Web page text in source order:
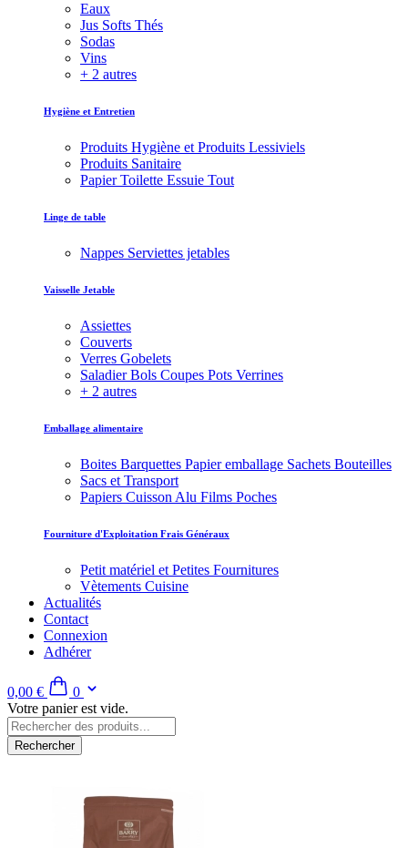
Eaux
Jus Softs Thés
Sodas
Vins
+ 2 autres
Hygiène et Entretien
Produits Hygiène et Produits Lessiviels
Produits Sanitaire
Papier Toilette Essuie Tout
Linge de table
Nappes Serviettes jetables
Vaisselle Jetable
Assiettes
Couverts
Verres Gobelets
Saladier Bols Coupes Pots Verrines
+ 2 autres
Emballage alimentaire
Boites Barquettes Papier emballage Sachets Bouteilles
Sacs et Transport
Papiers Cuisson Alu Films Poches
Fourniture d'Exploitation Frais Généraux
Petit matériel et Petites Fournitures
Vètements Cuisine
Actualités
Contact
Connexion
Adhérer
0,00 €
0
Votre panier est vide.
Rechercher